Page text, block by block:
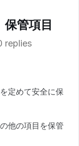
管項目
replies
定めて安全に保
他の項目を保管